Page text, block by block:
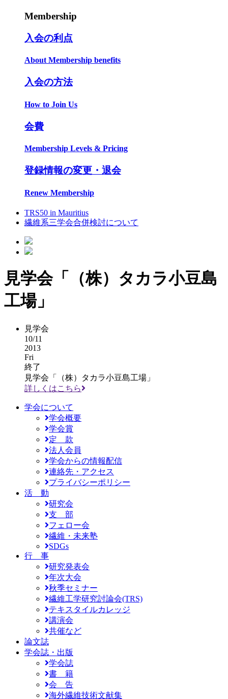
Membership
入会の利点
About Membership benefits
入会の方法
How to Join Us
会費
Membership Levels & Pricing
登録情報の変更・退会
Renew Membership
TRS50 in Mauritius
繊維系三学会合併検討について
見学会「（株）タカラ小豆島
工場」
見学会
10/11
2013
Fri
終了
見学会「（株）タカラ小豆島工場」
詳しくはこちら
学会について
学会概要
学会賞
定 款
法人会員
学会からの情報配信
連絡先・アクセス
プライバシーポリシー
活 動
研究会
支 部
フェロー会
繊維・未来塾
SDGs
行 事
研究発表会
年次大会
秋季セミナー
繊維工学研究討論会(TRS)
テキスタイルカレッジ
講演会
共催など
論文誌
学会誌・出版
学会誌
書 籍
会 告
海外繊維技術文献集